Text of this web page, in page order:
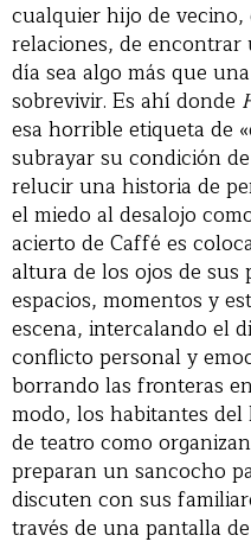
cualquier hijo de
relaciones, de encontrar
día sea algo más que
sobrevivir. Es ahí donde
esa horrible etiqueta de
subrayar su condición
relucir una historia de
el miedo al desalojo
acierto de Caffé es
altura de los ojos de sus
espacios, momentos y
escena, intercalando el
conflicto personal y
borrando las fronteras
modo, los habitantes
de teatro como
preparan un sancocho
discuten con sus
través de una pantalla